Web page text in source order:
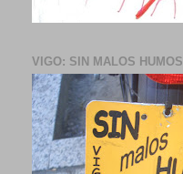
VIGO: SIN MALOS HUMOS